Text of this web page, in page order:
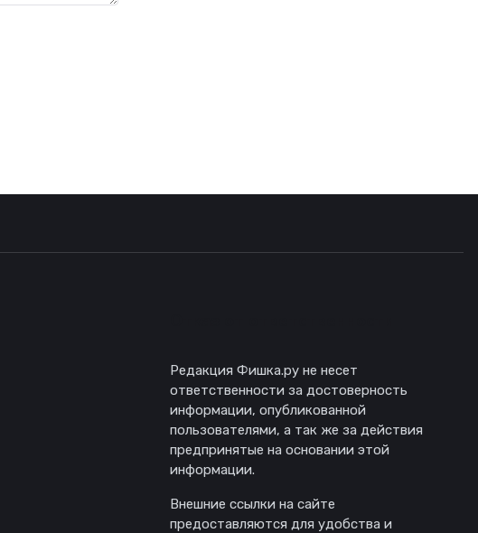
Редакция Фишка.ру не несет
ответственности за достоверность
информации, опубликованной
пользователями, а так же за действия
предпринятые на основании этой
информации.
Внешние ссылки на сайте
предоставляются для удобства и